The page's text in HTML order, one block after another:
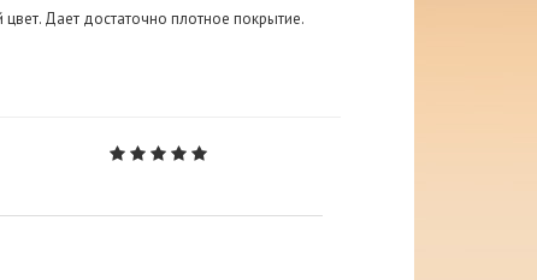
Дает достаточно плотное покрытие.